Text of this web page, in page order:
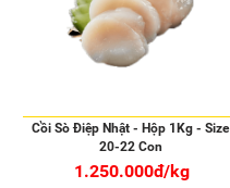
Cồi Sò Điệp Nhật - Hộp 1Kg - Size
20-22 Con
1.250.000đ/kg